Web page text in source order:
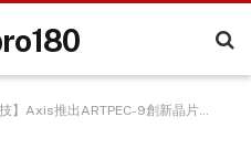
Axis推出ARTPEC-9創新晶片 支援AI分析且更安全